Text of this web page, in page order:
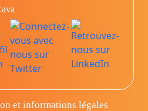
et informations légales